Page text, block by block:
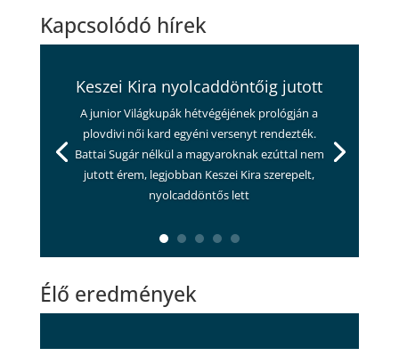
Kapcsolódó hírek
Keszei Kira nyolcaddöntőig jutott
A junior Világkupák hétvégéjének prológján a
plovdivi női kard egyéni versenyt rendezték.
Battai Sugár nélkül a magyaroknak ezúttal nem
jutott érem, legjobban Keszei Kira szerepelt,
nyolcaddöntős lett
Élő eredmények